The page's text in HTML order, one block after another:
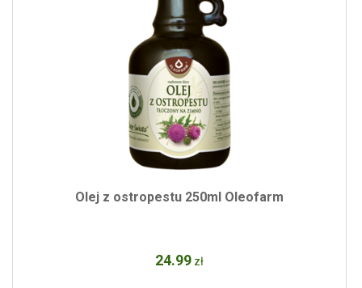
Olej z ostropestu 250ml Oleofarm
24.99 zł